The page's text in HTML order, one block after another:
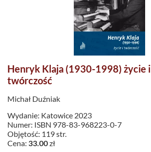
Henryk Klaja (1930-1998) życie i
twórczość
Michał Duźniak
Wydanie: Katowice 2023
Numer: ISBN 978-83-968223-0-7
Objętość: 119 str.
Cena: 33.00zł